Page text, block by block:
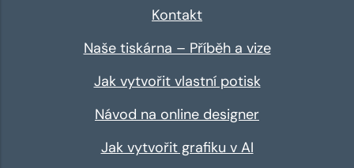
Kontakt
Naše tiskárna – Příběh a vize
Jak vytvořit vlastní potisk
Návod na online designer
Jak vytvořit grafiku v AI